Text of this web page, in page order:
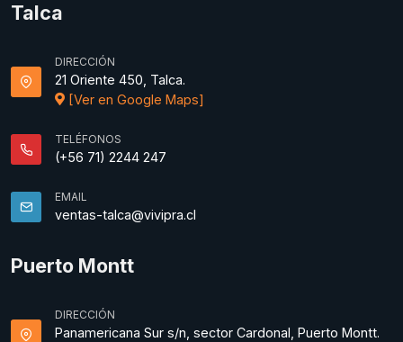
Talca
DIRECCIÓN
21 Oriente 450, Talca.
[Ver en Google Maps]
TELÉFONOS
(+56 71) 2244 247
EMAIL
ventas-talca@vivipra.cl
Puerto Montt
DIRECCIÓN
Panamericana Sur s/n, sector Cardonal, Puerto Montt.